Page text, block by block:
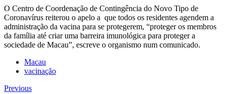
O Centro de Coordenação de Contingência do Novo Tipo de
Coronavírus reiterou o apelo a que todos os residentes agendem a
administração da vacina para se protegerem, “proteger os membros
da família até criar uma barreira imunológica para proteger a
sociedade de Macau”, escreve o organismo num comunicado.
Macau
vacinação
Previous